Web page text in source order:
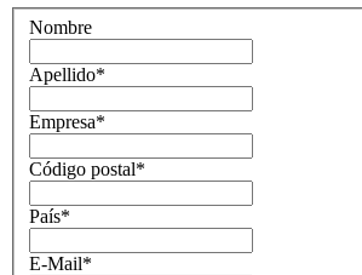
Nombre
Apellido*
Empresa*
Código postal*
País*
E-Mail*